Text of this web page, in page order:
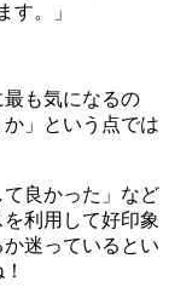
す。」
も気になるの
」という点では
て良かった」など
利用して好印象
迷っているとい